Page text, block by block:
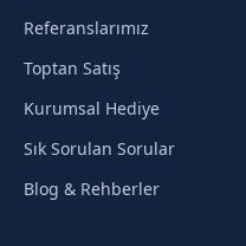
Referanslarımız
Toptan Satış
Kurumsal Hediye
Sık Sorulan Sorular
Blog & Rehberler